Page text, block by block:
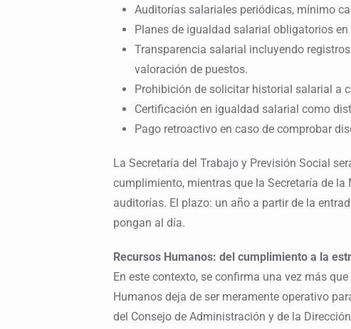
Auditorías salariales periódicas, mínimo
Planes de igualdad salarial obligatorios
Transparencia salarial incluyendo
valoración de puestos.
Prohibición de solicitar historial salarial a
Certificación en igualdad salarial como
Pago retroactivo en caso de comprobar
La Secretaría del Trabajo y Previsión Social
cumplimiento, mientras que la Secretaría de
auditorías. El plazo: un año a partir de la
pongan al día.
Recursos Humanos: del cumplimiento a la
En este contexto, se confirma una vez más
Humanos deja de ser meramente operativo
del Consejo de Administración y de la